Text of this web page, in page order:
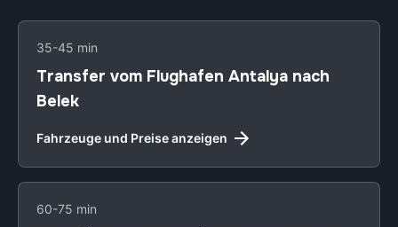
35-45 min
Transfer vom Flughafen Antalya nach
Belek
Fahrzeuge und Preise anzeigen
60-75 min